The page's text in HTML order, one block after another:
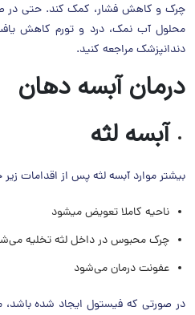
چرک و کاهش فشار، کمک کند. حتی در
محلول آب نمک، درد و تورم کاهش
دندانپزشک مراجعه کنید.
درمان آبسه دهان
آبسه لثه
بیشتر موارد آبسه لثه پس از اقدامات زیر
ناحیه کاملا تعویض میشود
چرک محبوس در داخل لثه تخلیه
عفونت درمان می‌شود
در صورتی ‌که فیستول ایجاد شده